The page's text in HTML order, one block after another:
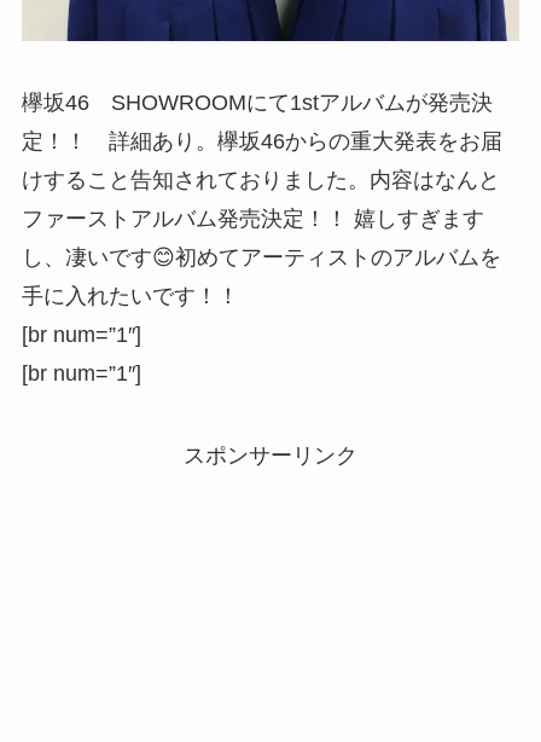
欅坂46 SHOWROOMにて1stアルバムが発売決
定！！ 詳細あり。欅坂46からの重大発表をお届
けすること告知されておりました。内容はなんと
ファーストアルバム発売決定！！ 嬉しすぎます
し、凄いです😊初めてアーティストのアルバムを
手に入れたいです！！
[br num=”1″]
[br num=”1″]
スポンサーリンク